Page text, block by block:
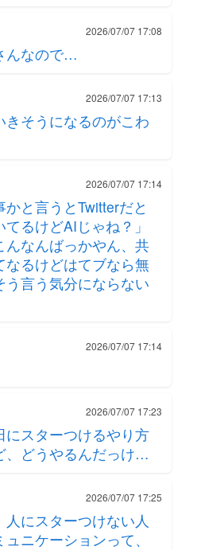
2026/07/07 17:08
んなので…
2026/07/07 17:13
そうになるのがこわ
2026/07/07 17:14
と言うとTwitterだと
てるけどAIじゃね？」
んなんばっかやん、共
なるけどはてブなら無
う言う気分にならない
2026/07/07 17:14
2026/07/07 17:23
にスターつけるやり方
、どうやるんだっけ…
2026/07/07 17:25
にスターつけない人
ニケーションって、